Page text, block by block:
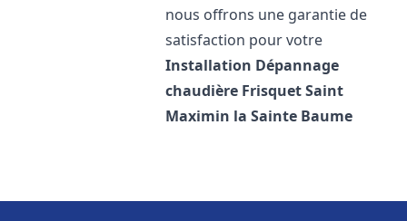
nous offrons une garantie de
satisfaction pour votre
Installation Dépannage
chaudière FrisquetSaint
Maximin la Sainte Baume